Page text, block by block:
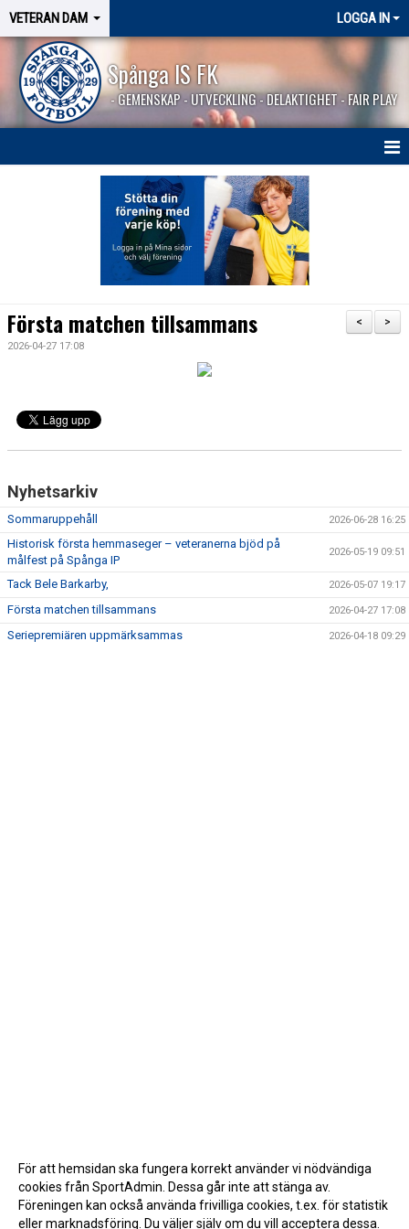
VETERAN DAM LOGGA IN
Spånga IS FK
- GEMENSKAP - UTVECKLING - DELAKTIGHET - FAIR PLAY
KONTAKT
>
<
Första matchen tillsammans
2026-04-27 17:08
Nyhetsarkiv
Sommaruppehåll 2026-06-28 16:25
Historisk första hemmaseger – veteranerna bjöd på
målfest på Spånga IP
2026-05-19 09:51
Tack Bele Barkarby, 2026-05-07 19:17
Första matchen tillsammans 2026-04-27 17:08
Seriepremiären uppmärksammas 2026-04-18 09:29
För att hemsidan ska fungera korrekt använder vi nödvändiga
cookies från SportAdmin. Dessa går inte att stänga av.
Föreningen kan också använda frivilliga cookies, t.ex. för statistik
eller marknadsföring. Du väljer själv om du vill acceptera dessa.